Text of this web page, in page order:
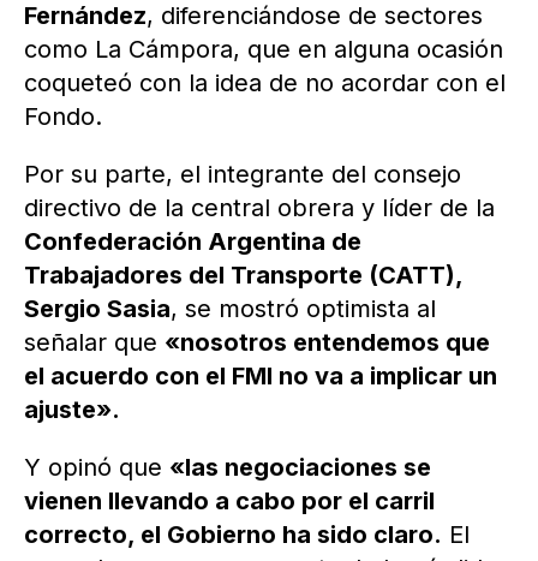
Fernández, diferenciándose de sectores
como La Cámpora, que en alguna ocasión
coqueteó con la idea de no acordar con el
Fondo.
Por su parte, el integrante del consejo
directivo de la central obrera y líder de la
Confederación Argentina de
Trabajadores del Transporte (CATT),
Sergio Sasia, se mostró optimista al
señalar que «nosotros entendemos que
el acuerdo con el FMI no va a implicar un
ajuste».
Y opinó que «las negociaciones se
vienen llevando a cabo por el carril
correcto, el Gobierno ha sido claro. El